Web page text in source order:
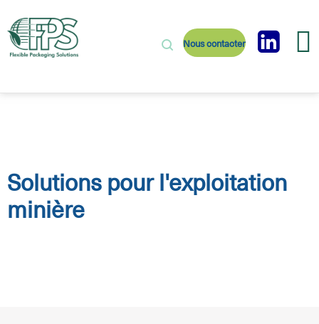
Nous contacter
Solutions pour l'exploitation
minière